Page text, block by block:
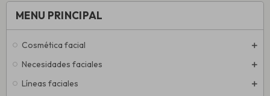
MENU PRINCIPAL
Cosmética facial
Necesidades faciales
Líneas faciales